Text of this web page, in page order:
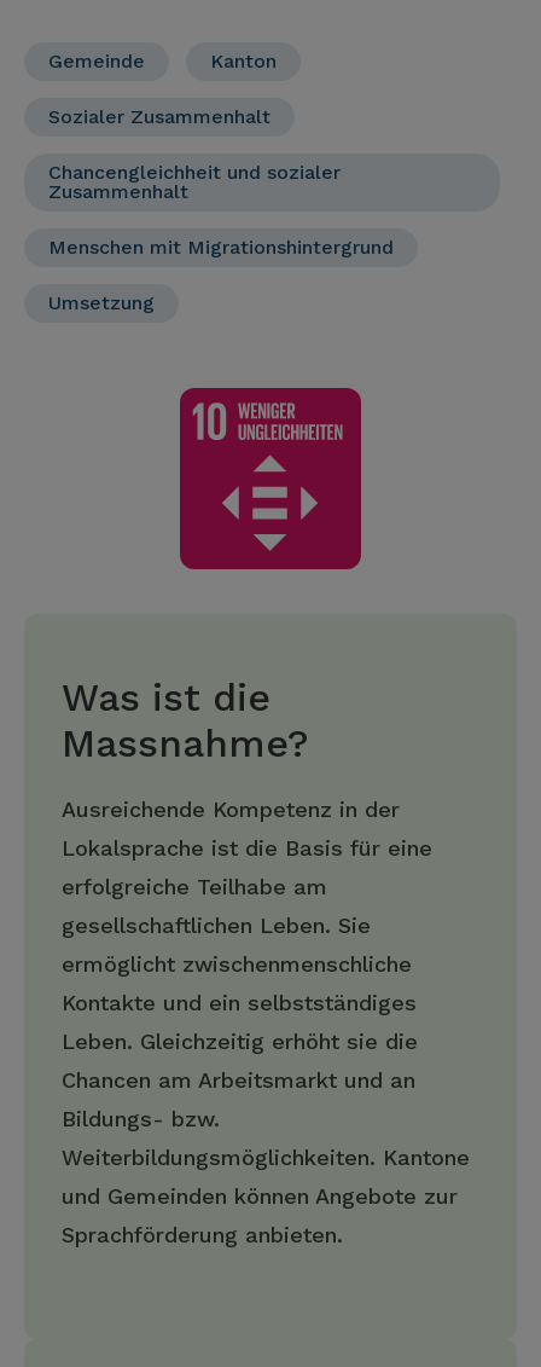
Gemeinde Kanton
Sozialer Zusammenhalt
Chancengleichheit und sozialer
Zusammenhalt
Menschen mit Migrationshintergrund
Umsetzung
Was ist die
Massnahme?
Ausreichende Kompetenz in der
Lokalsprache ist die Basis für eine
erfolgreiche Teilhabe am
gesellschaftlichen Leben. Sie
ermöglicht zwischenmenschliche
Kontakte und ein selbstständiges
Leben. Gleichzeitig erhöht sie die
Chancen am Arbeitsmarkt und an
Bildungs- bzw.
Weiterbildungsmöglichkeiten. Kantone
und Gemeinden können Angebote zur
Sprachförderung anbieten.